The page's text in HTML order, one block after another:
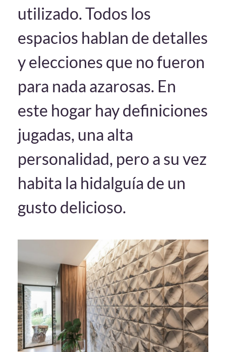
utilizado. Todos los
espacios hablan de detalles
y elecciones que no fueron
para nada azarosas. En
este hogar hay definiciones
jugadas, una alta
personalidad, pero a su vez
habita la hidalguía de un
gusto delicioso.